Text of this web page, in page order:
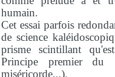
humain.
Cet essai parfois
de science
prisme scintillant
Principe premier du
miséricorde...).